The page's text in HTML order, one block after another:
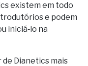
existem em todo
e podem
iniciá‑lo na
Dianetics mais